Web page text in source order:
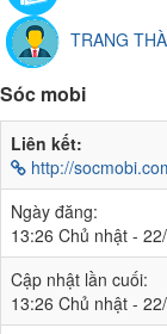
TRANG
Sóc mobi
Liên kết:
http://
Ngày đăng:
13:26 Chủ nhật -
Cập nhật lần cuối:
13:26 Chủ nhật -